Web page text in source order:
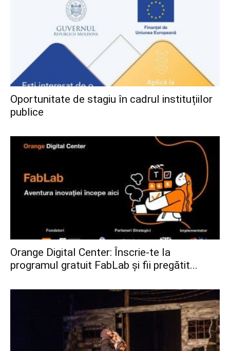
Oportunitate de stagiu în cadrul instituțiilor
publice
Orange Digital Center: Înscrie-te la
programul gratuit FabLab și fii pregătit...